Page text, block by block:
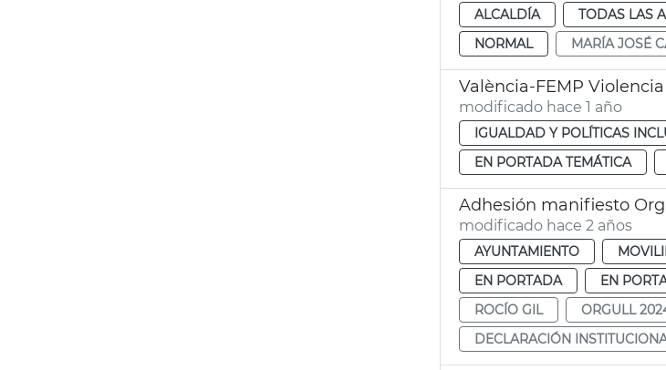
ALCALDÍA TODAS LAS
NORMAL
MARÍA JOSÉ
València-FEMP
modificado hace 1 año
IGUALDAD Y POLÍTICAS
EN PORTADA TEMÁTICA
Adhesión manifiesto
modificado hace 2 años
AYUNTAMIENTO
EN PORTADA
EN
ROCÍO GIL
ORGULL
DECLARACIÓN